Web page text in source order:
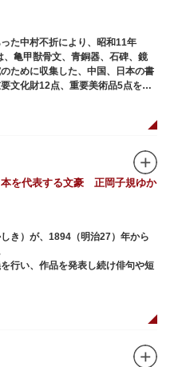
た中村不折により、昭和11年
、亀甲獣骨文、青銅器、石碑、鏡
ために収集した、中国、日本の書
文化財12点、重要美術品5点を含
を代表する文豪 正岡子規ゆか
き）が、1894（明治27）年から
行い、作品を発表し続け俳句や短
しみながらも34歳で亡くなるまで
あります。
して明治の雰囲気が体感できる魅